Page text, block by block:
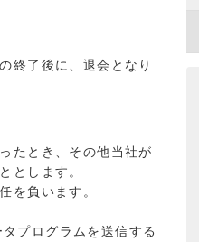
終了後に、退会となり
たとき、その他当社が
とします。
を負います。
プログラムを送信する